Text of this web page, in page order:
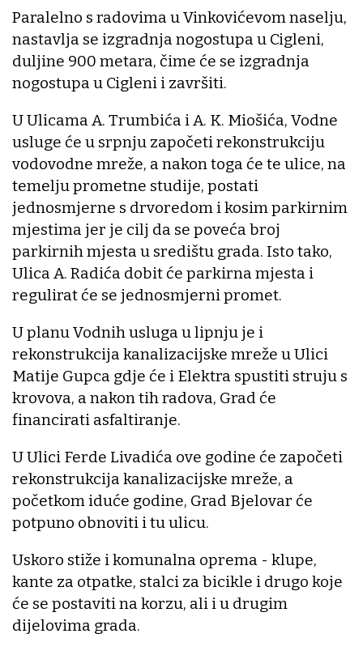
Paralelno s radovima u Vinkovićevom naselju,
nastavlja se izgradnja nogostupa u Cigleni,
duljine 900 metara, čime će se izgradnja
nogostupa u Cigleni i završiti.
U Ulicama A. Trumbića i A. K. Miošića, Vodne
usluge će u srpnju započeti rekonstrukciju
vodovodne mreže, a nakon toga će te ulice, na
temelju prometne studije, postati
jednosmjerne s drvoredom i kosim parkirnim
mjestima jer je cilj da se poveća broj
parkirnih mjesta u središtu grada. Isto tako,
Ulica A. Radića dobit će parkirna mjesta i
regulirat će se jednosmjerni promet.
U planu Vodnih usluga u lipnju je i
rekonstrukcija kanalizacijske mreže u Ulici
Matije Gupca gdje će i Elektra spustiti struju s
krovova, a nakon tih radova, Grad će
financirati asfaltiranje.
U Ulici Ferde Livadića ove godine će započeti
rekonstrukcija kanalizacijske mreže, a
početkom iduće godine, Grad Bjelovar će
potpuno obnoviti i tu ulicu.
Uskoro stiže i komunalna oprema - klupe,
kante za otpatke, stalci za bicikle i drugo koje
će se postaviti na korzu, ali i u drugim
dijelovima grada.